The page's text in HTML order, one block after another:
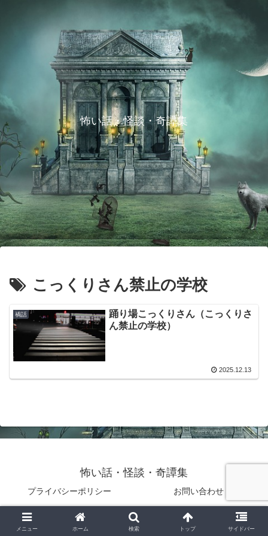
怖い話・怪談・奇譚集
こっくりさん禁止の学校
禍話
踊り場こっくりさん（こっくりさ
ん禁止の学校）
2025.12.13
怖い話・怪談・奇譚集
プライバシーポリシー お問い合わせ
© 2025 怖い話・怪談・奇譚集.
メニュー ホーム 検索 トップ サイドバー